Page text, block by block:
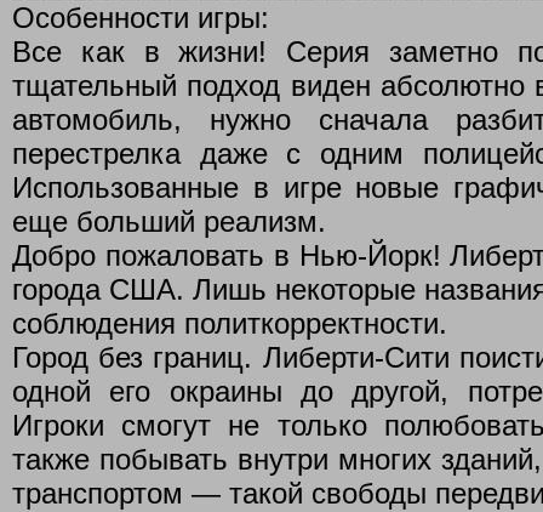
Особенности игры:
Все как в жизни! Серия заметно
тщательный подход виден
автомобиль, нужно сначала
перестрелка даже с одним
Использованные в игре новые
еще больший реализм.
Добро пожаловать в Нью-Йорк!
города США. Лишь некоторые
соблюдения политкорректности.
Город без границ. Либерти-Сити
одной его окраины до другой,
Игроки смогут не только
также побывать внутри многих
транспортом — такой свободы